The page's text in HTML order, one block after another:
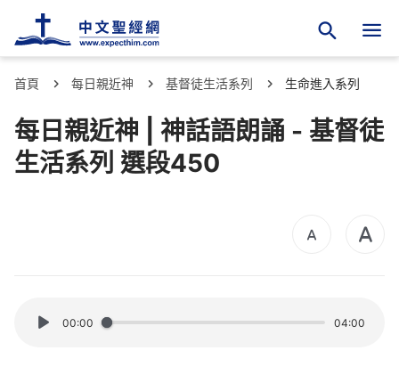
首頁 每日親近神 基督徒生活系列 生命進入系列
每日親近神 | 神話語朗誦 - 基督徒
生活系列 選段450
00:00 04:00